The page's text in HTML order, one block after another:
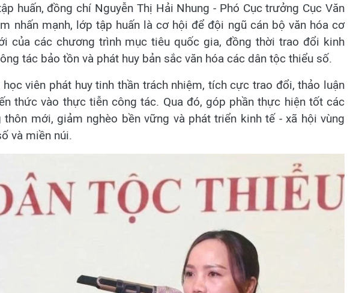
huấn, đồng chí Nguyễn Thị Hải Nhung - Phó Cục trưởng Cục Văn
nhấn mạnh, lớp tập huấn là cơ hội để đội ngũ cán bộ văn hóa cơ
của các chương trình mục tiêu quốc gia, đồng thời trao đổi kinh
tác bảo tồn và phát huy bản sắc văn hóa các dân tộc thiểu số.
viên phát huy tinh thần trách nhiệm, tích cực trao đổi, thảo luận
thức vào thực tiễn công tác. Qua đó, góp phần thực hiện tốt các
mới, giảm nghèo bền vững và phát triển kinh tế - xã hội vùng
và miền núi.